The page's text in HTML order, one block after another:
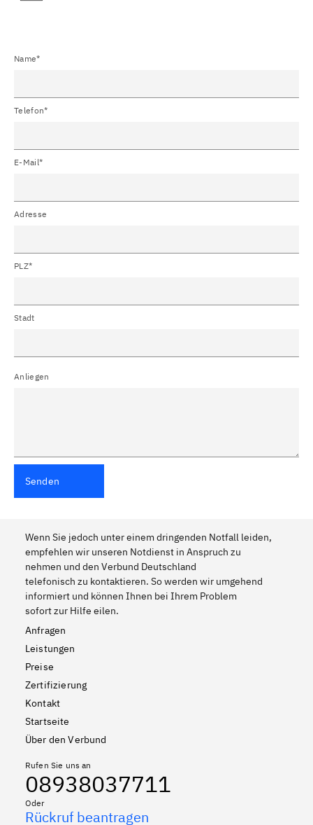
Name*
Telefon*
E-Mail*
Adresse
PLZ*
Stadt
Anliegen
Senden
Wenn Sie jedoch unter einem dringenden Notfall leiden,
empfehlen wir unseren Notdienst in Anspruch zu
nehmen und den Verbund Deutschland
telefonisch zu kontaktieren. So werden wir umgehend
informiert und können Ihnen bei Ihrem Problem
sofort zur Hilfe eilen.
Anfragen
Leistungen
Preise
Zertifizierung
Kontakt
Startseite
Über den Verbund
Rufen Sie uns an
08938037711
Oder
Rückruf beantragen